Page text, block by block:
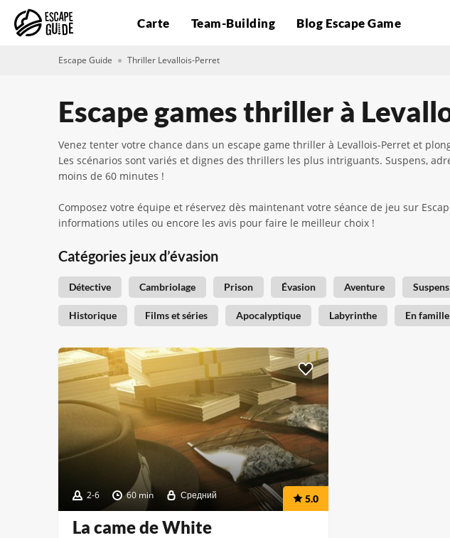
Carte Team-Building Blog Escape Game
Escape Guide Thriller Levallois-Perret
Escape games thriller à
Venez tenter votre chance dans un escape game thriller à Levallois-Perret et
Les scénarios sont variés et dignes des thrillers les plus intriguants. Suspens,
moins de 60 minutes !
Composez votre équipe et réservez dès maintenant votre séance de jeu sur
informations utiles ou encore les avis pour faire le meilleur choix !
Catégories jeux d’évasion
Détective Cambriolage Prison Évasion Aventure Suspens
Historique Films et séries Apocalyptique Labyrinthe En famille
2-6 60 min Средний 5.0
La came de White